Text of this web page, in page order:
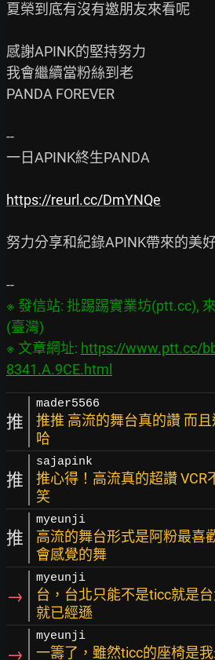
夏榮到底有沒有邀朋友來看呢
感謝APINK的堅持努力
我會繼續當粉絲到老
PANDA FOREVER
--
一日APINK終生PANDA
https://reurl.cc/DmYNQe
努力分享和紀錄APINK帶來的美
※ 發信站: 批踢踢實業坊(ptt.cc),
(臺灣)
※ 文章網址: https://www.ptt.cc/
8341.A.9CE.html
推
mader5566
推推 高流的舞台真的讚 而
哈
推
sajapink
推心得！高流真的超讚 VCR
笑
推
myeunji
高流的舞台形式是阿粉最喜
會感覺的舞
→
myeunji
台，台北只能不是ticc就是
就已經遜
→
myeunji
一籌了，雖然ticc的座椅是